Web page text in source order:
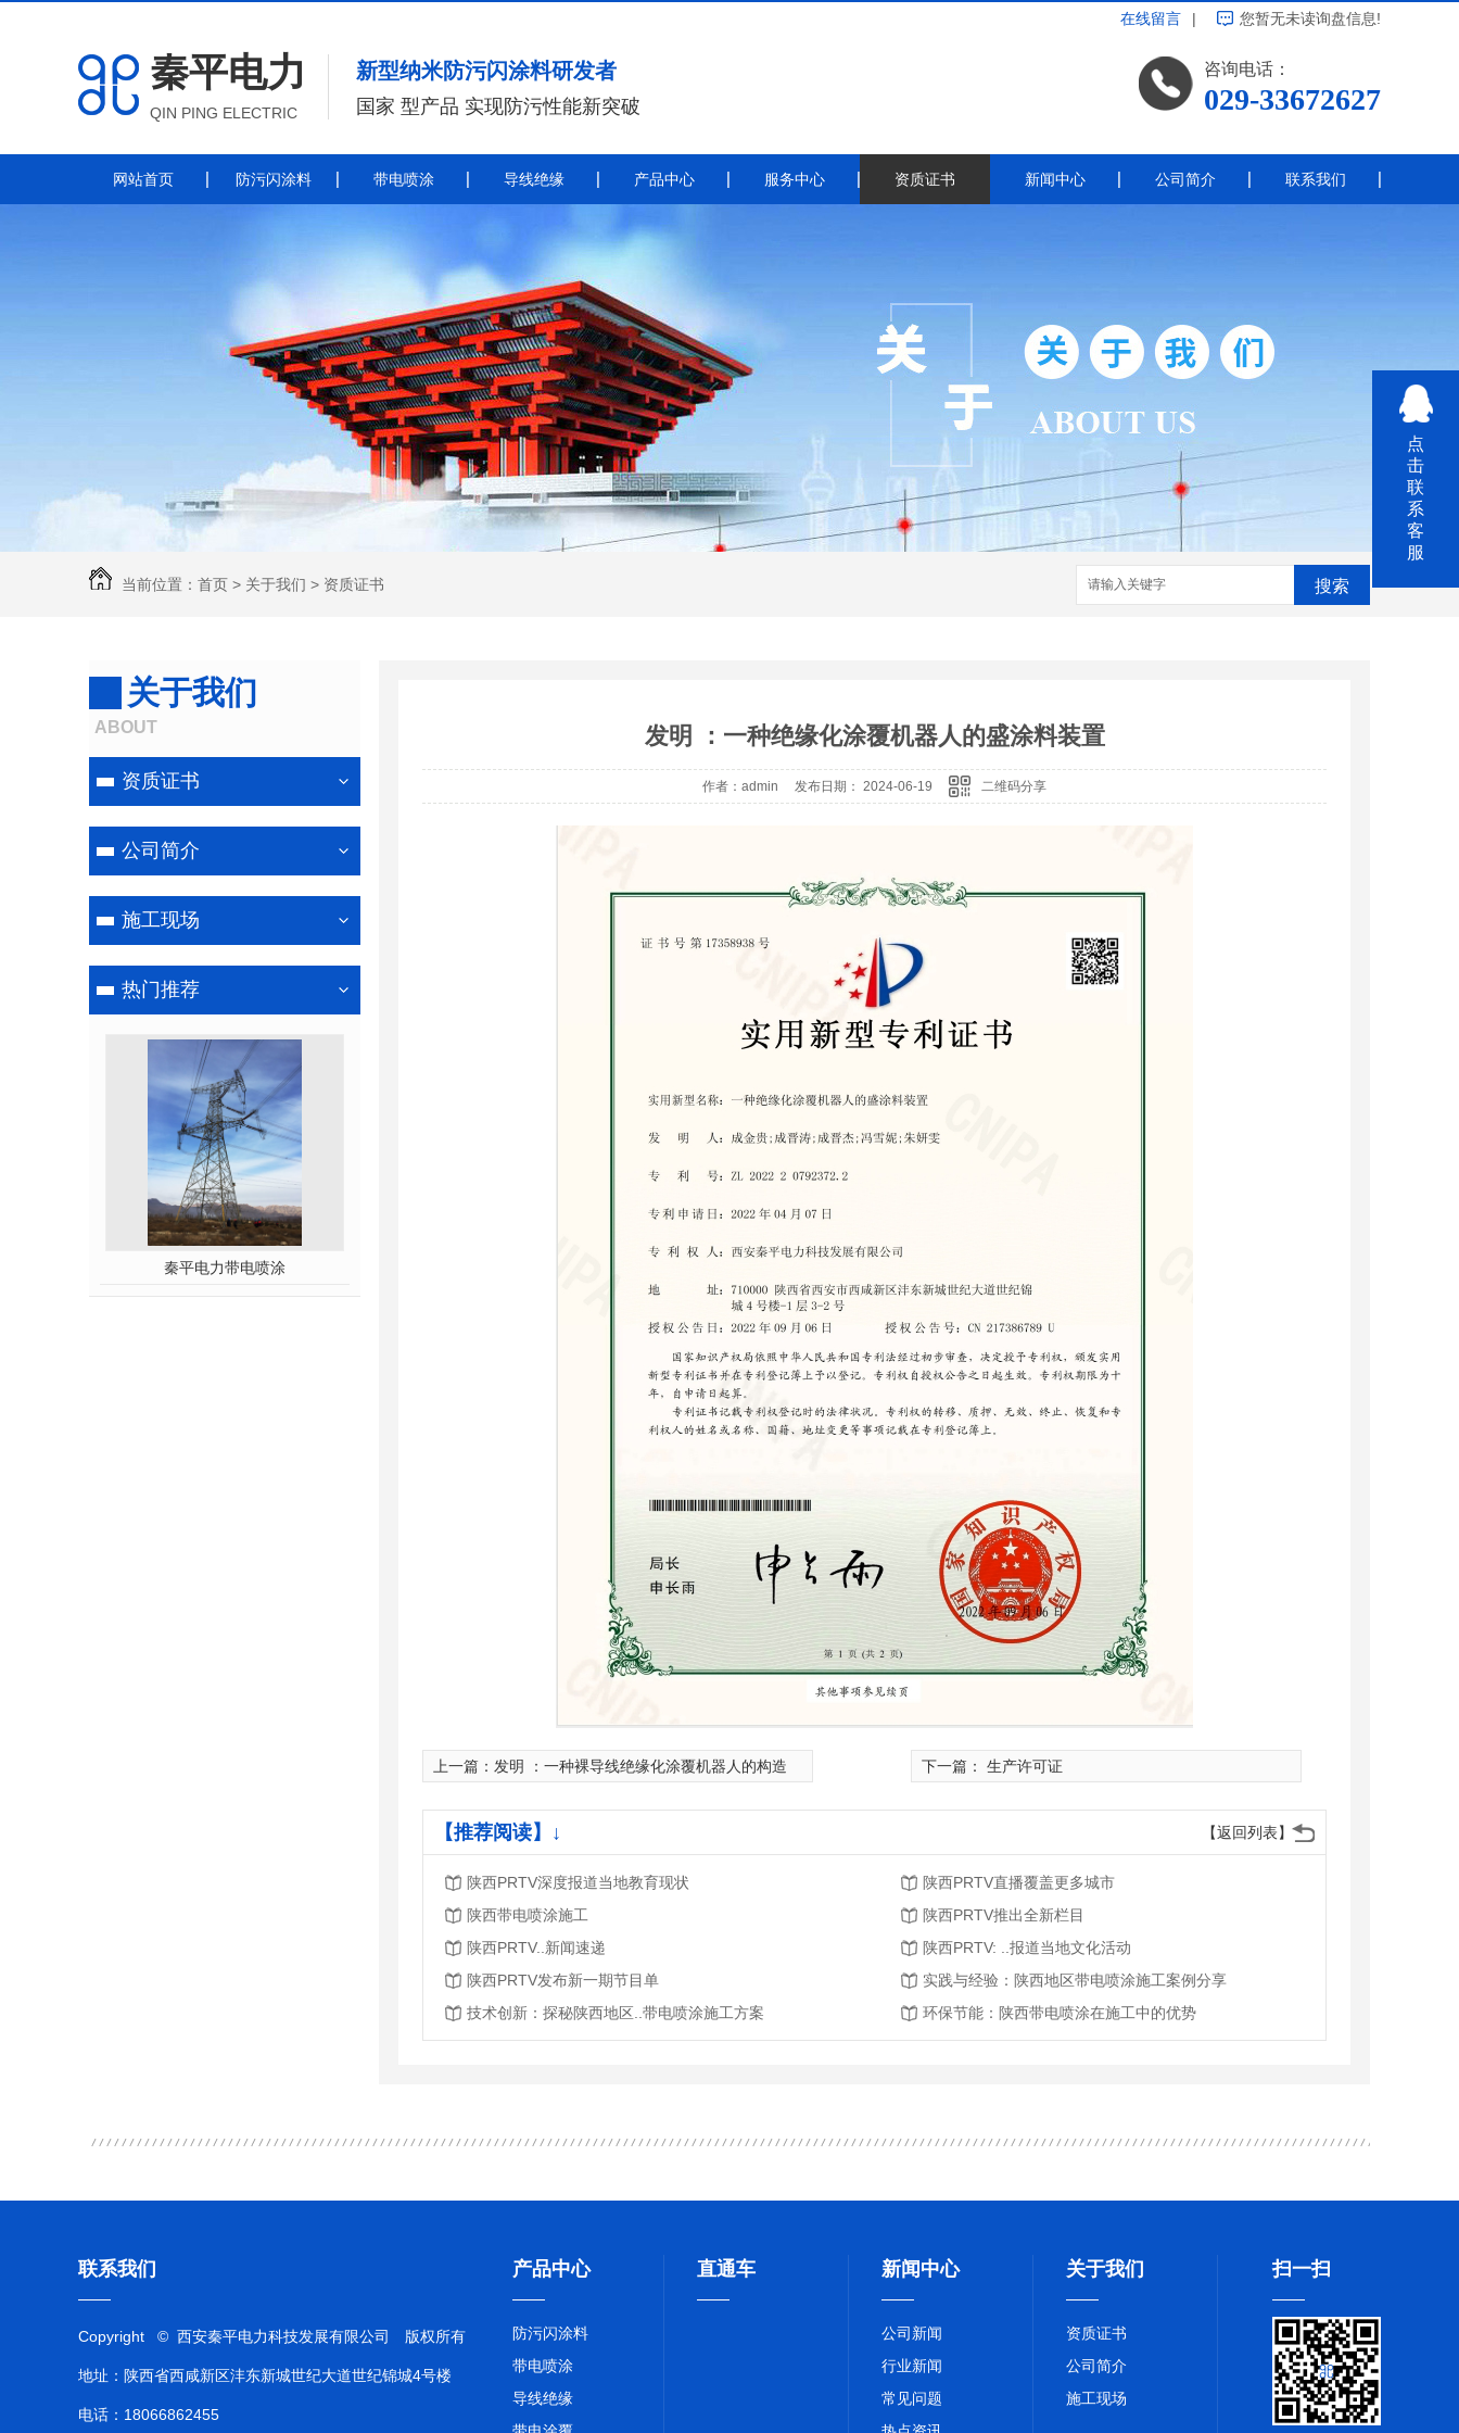
在线留言 | 您暂无未读询盘信息!
秦平电力
QIN PING ELECTRIC
新型纳米防污闪涂料研发者
国家 型产品 实现防污性能新突破
咨询电话：
029-33672627
网站首页 防污闪涂料 带电喷涂 导线绝缘 产品中心
防污闪涂料
防污闪涂料
带电喷涂
带电喷涂防污闪涂料
导线绝缘
秦平电力导线绝缘涂料施工
服务中心 资质证书 新闻中心
常见问题
热点资讯
其他
公司简介 联系我们
当前位置： 首页 > 关于我们 > 资质证书 搜索
关于我们
ABOUT
资质证书
公司简介
施工现场
热门推荐
秦平电力带电喷涂
发明 ：一种绝缘化涂覆机器人的盛涂料装置
作者：admin 发布日期： 2024-06-19 二维码分享
上一篇： 发明 ：一种裸导线绝缘化涂覆机器人的构造 下一篇： 生产许可证
【返回列表】
【推荐阅读】↓
陕西PRTV深度报道当地教育现状
陕西PRTV直播覆盖更多城市
陕西带电喷涂施工
陕西PRTV推出全新栏目
陕西PRTV..新闻速递
陕西PRTV: ..报道当地文化活动
陕西PRTV发布新一期节目单
实践与经验：陕西地区带电喷涂施工案例分享
技术创新：探秘陕西地区..带电喷涂施工方案
环保节能：陕西带电喷涂在施工中的优势
联系我们
Copyright © 西安秦平电力科技发展有限公司 版权所有
地址：陕西省西咸新区沣东新城世纪大道世纪锦城4号楼
电话：18066862455
产品中心
防污闪涂料
带电喷涂
导线绝缘
直通车 新闻中心
公司新闻
行业新闻
常见问题
关于我们
资质证书
公司简介
施工现场
扫一扫
点
击
联
系
客
服